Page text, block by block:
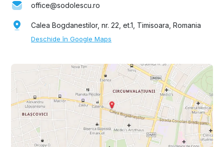
office@sodolescu.ro
Calea Bogdanestilor, nr. 22, et.1, Timisoara, Romania
Deschide în Google Maps